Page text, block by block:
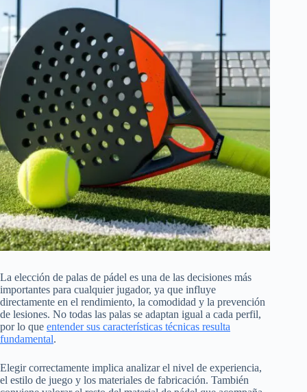
La elección de palas de pádel es una de las decisiones más
importantes para cualquier jugador, ya que influye
directamente en el rendimiento, la comodidad y la prevención
de lesiones. No todas las palas se adaptan igual a cada perfil,
por lo que entender sus características técnicas resulta
fundamental.
Elegir correctamente implica analizar el nivel de experiencia,
el estilo de juego y los materiales de fabricación. También